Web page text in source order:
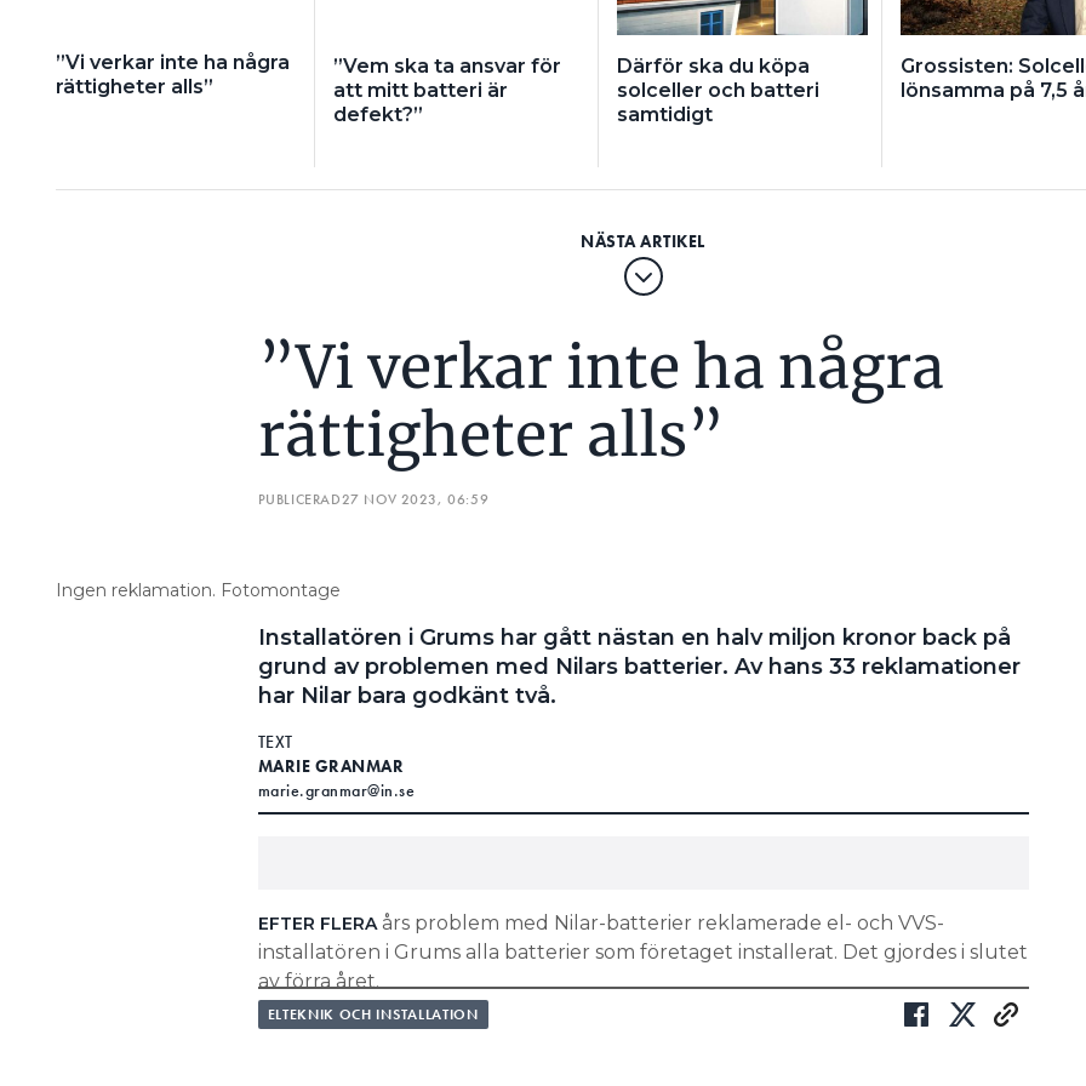
– Det kan ju vara fel på batteriet, så att det behöver reklameras, även
om annat också är fel, säger han.
Han håller med om att det är köplagen som i grunden styr
som ingåtts mellan parter kan ha olika villkor. För den som skrivit avtal utifrån
– Annars kan det variera från fall till fall. Den som är osäker får gärna ringa till IN
och stämma av, säger Fredrik Mejhert.
VET DU HUR LÅNG GARANTITID DITT ARBETE HAR?
inte att man ska acceptera ett generellt besked om att batterier
inte går att reklamera. Det stämmer troligen inte.
”Vi verkar inte ha några
rättigheter alls”
”Vem ska ta ansvar för
att mitt batteri är
defekt?”
Därför ska du köpa
solceller och batteri
samtidigt
Grossisten:
lönsamma på 7,5
”Vi verkar inte ha några
rättigheter alls”
PUBLICERAD27 NOV 2023, 06:59
Ingen reklamation. Fotomontage
Installatören i Grums har gått nästan en halv miljon kronor back på
grund av problemen med Nilars batterier. Av hans 33 reklamationer
har Nilar bara godkänt två.
TEXT
MARIE GRANMAR
marie.granmar@in.se
EFTER FLERAårs problem med Nilar-batterier reklamerade el- och VVS-
installatören i Grums alla batterier som företaget installerat. Det gjordes i slutet
av förra året.
– Det började bra när Nilar skickade nya batterier och inkluderade
ELTEKNIK OCH INSTALLATION